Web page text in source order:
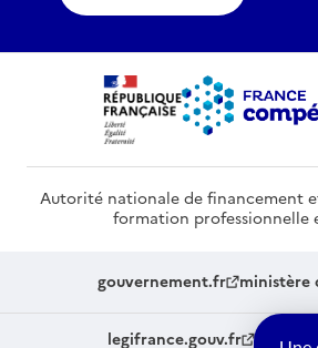
Autorité nationale de financement
formation professionnelle
gouvernement.fr ministère
legifrance.gouv.fr